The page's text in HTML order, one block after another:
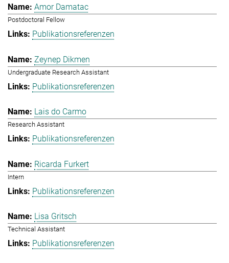
Amor Damatac
Postdoctoral Fellow
Publikationsreferenzen
Zeynep Dikmen
Undergraduate Research Assistant
Publikationsreferenzen
Lais do Carmo
Research Assistant
Publikationsreferenzen
Ricarda Furkert
Intern
Publikationsreferenzen
Lisa Gritsch
Technical Assistant
Publikationsreferenzen